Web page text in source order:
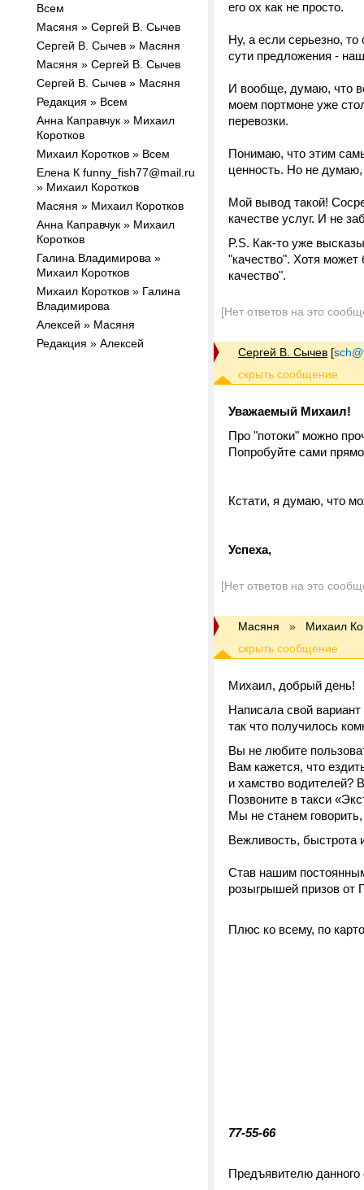
Всем
Масяня » Сергей В. Сычев
Сергей В. Сычев » Масяня
Масяня » Сергей В. Сычев
Сергей В. Сычев » Масяня
Редакция » Всем
Анна Каправчук » Михаил
Коротков
Михаил Коротков » Всем
Елена К funny_fish77@mail.ru
» Михаил Коротков
Масяня » Михаил Коротков
Анна Каправчук » Михаил
Коротков
Галина Владимирова »
Михаил Коротков
Михаил Коротков » Галина
Владимирова
Алексей » Масяня
Редакция » Алексей
его ох как не просто.
Ну, а если серьезно,
сути предложения -
И вообще, думаю, что
моем портмоне уже
перевозки.
Понимаю, что этим
ценность. Но не думаю,
Мой вывод такой!
качестве услуг. И не
P.S. Как-то уже
"качество". Хотя
качество".
[Нет ответов на это
Сергей В. Сычев [
Уважаемый Михаил!
Про "потоки" можно
Попробуйте сами
Кстати, я думаю, что
Успеха,
[Нет ответов на это
Масяня » Михаил
Михаил, добрый день!
Написала свой
так что получилось
Вы не любите
Вам кажется, что
и хамство водителей?
Позвоните в такси
Мы не станем
Вежливость, быстрота
Став нашим
розыгрышей призов от
Плюс ко всему, по
77-55-66
Предъявителю